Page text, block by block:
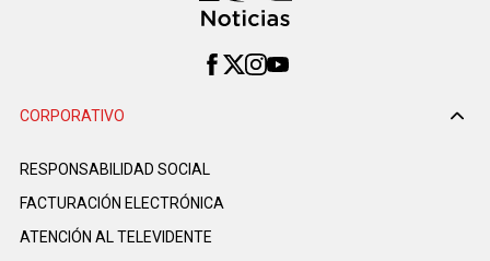
CORPORATIVO
RESPONSABILIDAD SOCIAL
FACTURACIÓN ELECTRÓNICA
ATENCIÓN AL TELEVIDENTE